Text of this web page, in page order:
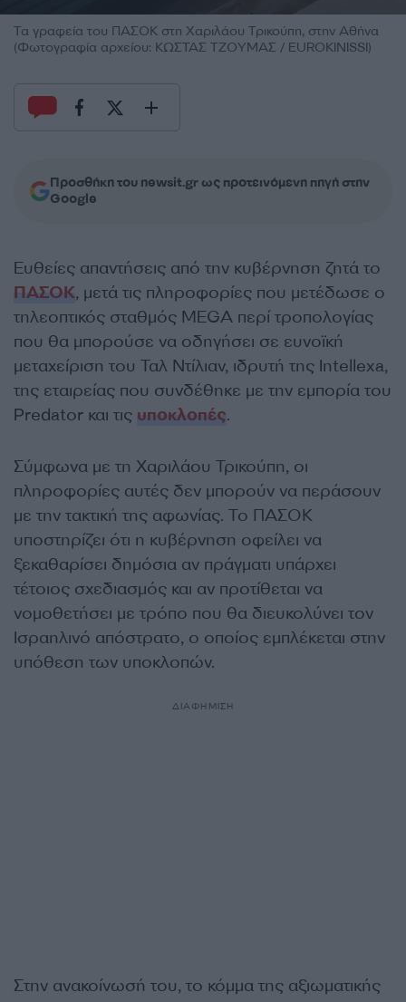
Τα γραφεία του ΠΑΣΟΚ στη Χαριλάου Τρικούπη, στην Αθήνα
(Φωτογραφία αρχείου: ΚΩΣΤΑΣ ΤΖΟΥΜΑΣ / EUROKINISSI)
Προσθήκη του newsit.gr ως προτεινόμενη πηγή στην
Google
Ευθείες απαντήσεις από την κυβέρνηση ζητά το
ΠΑΣΟΚ, μετά τις πληροφορίες που μετέδωσε ο
τηλεοπτικός σταθμός MEGA περί τροπολογίας
που θα μπορούσε να οδηγήσει σε ευνοϊκή
μεταχείριση του Ταλ Ντίλιαν, ιδρυτή της Intellexa,
της εταιρείας που συνδέθηκε με την εμπορία του
Predator και τις υποκλοπές.
Σύμφωνα με τη Χαριλάου Τρικούπη, οι
πληροφορίες αυτές δεν μπορούν να περάσουν
με την τακτική της αφωνίας. Το ΠΑΣΟΚ
υποστηρίζει ότι η κυβέρνηση οφείλει να
ξεκαθαρίσει δημόσια αν πράγματι υπάρχει
τέτοιος σχεδιασμός και αν προτίθεται να
νομοθετήσει με τρόπο που θα διευκολύνει τον
Ισραηλινό απόστρατο, ο οποίος εμπλέκεται στην
υπόθεση των υποκλοπών.
ΔΙΑΦΗΜΙΣΗ
Στην ανακοίνωσή του, το κόμμα της αξιωματικής